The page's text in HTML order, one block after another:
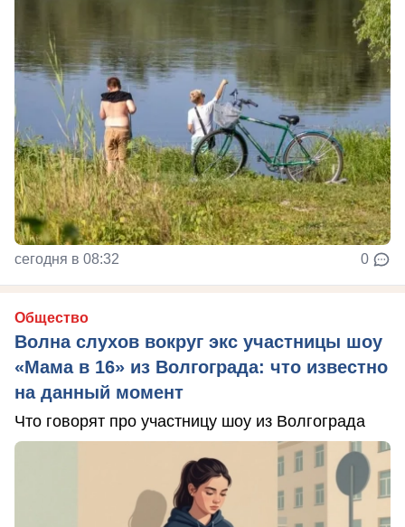
сегодня в 08:32 0
Общество
Волна слухов вокруг экс участницы шоу
«Мама в 16» из Волгограда: что известно
на данный момент
Что говорят про участницу шоу из Волгограда